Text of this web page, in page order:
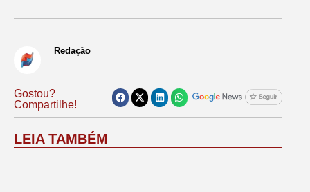
Redação
Gostou?
Compartilhe!
LEIA TAMBÉM